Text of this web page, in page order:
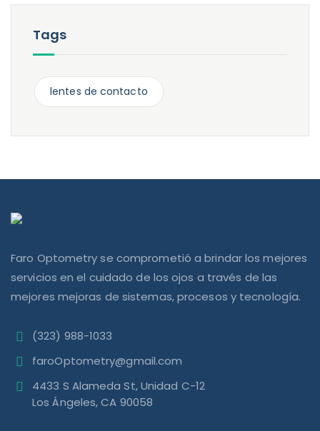
Tags
lentes de contacto
Faro Optometry se comprometió a brindar los mejores
servicios en el cuidado de los ojos a través de las
mejores mejoras de sistemas, procesos y tecnología.
(323) 988-1033
faroOptometry@gmail.com
4433 S Alameda St, Unidad C-12
Los Ángeles, CA 90058